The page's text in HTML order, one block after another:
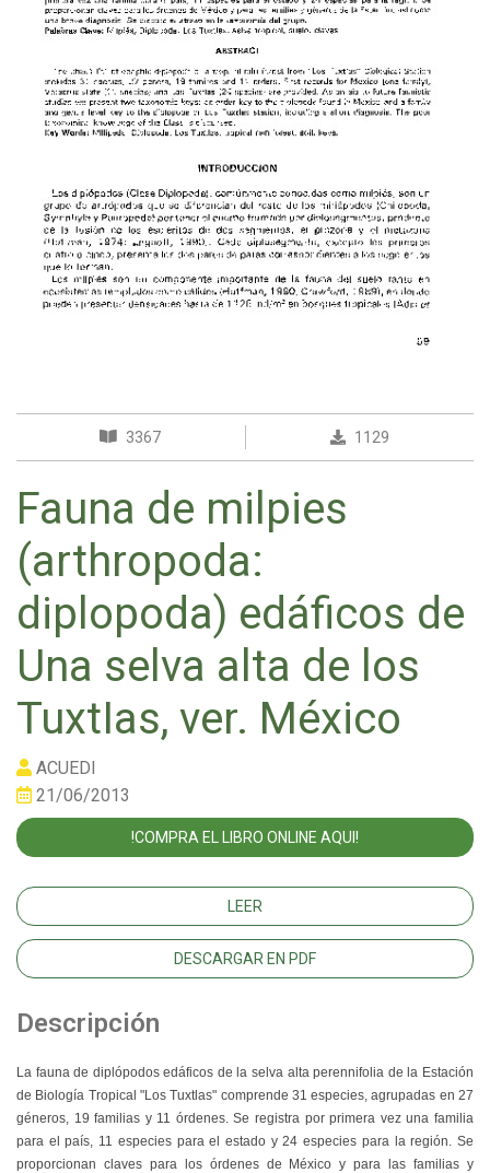
3367 1129
Fauna de milpies
(arthropoda:
diplopoda) edáficos de
Una selva alta de los
TuxtIas, ver. México
ACUEDI
21/06/2013
!COMPRA EL LIBRO ONLINE AQUI!
LEER
DESCARGAR EN PDF
Descripción
La fauna de diplópodos edáficos de la selva alta perennifolia de la Estación
de Biología Tropical "Los Tuxtlas" comprende 31 especies, agrupadas en 27
géneros, 19 familias y 11 órdenes. Se registra por primera vez una familia
para el país, 11 especies para el estado y 24 especies para la región. Se
proporcionan claves para los órdenes de México y para las familias y